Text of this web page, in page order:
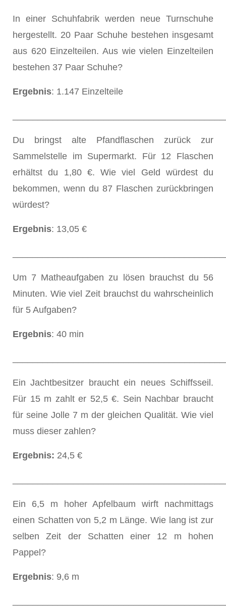
In einer Schuhfabrik werden neue Turnschuhe
hergestellt. 20 Paar Schuhe bestehen insgesamt
aus 620 Einzelteilen. Aus wie vielen Einzelteilen
bestehen 37 Paar Schuhe?
Ergebnis: 1.147 Einzelteile
Du bringst alte Pfandflaschen zurück zur
Sammelstelle im Supermarkt. Für 12 Flaschen
erhältst du 1,80 €. Wie viel Geld würdest du
bekommen, wenn du 87 Flaschen zurückbringen
würdest?
Ergebnis: 13,05 €
Um 7 Matheaufgaben zu lösen brauchst du 56
Minuten. Wie viel Zeit brauchst du wahrscheinlich
für 5 Aufgaben?
Ergebnis: 40 min
Ein Jachtbesitzer braucht ein neues Schiffsseil.
Für 15 m zahlt er 52,5 €. Sein Nachbar braucht
für seine Jolle 7 m der gleichen Qualität. Wie viel
muss dieser zahlen?
Ergebnis: 24,5 €
Ein 6,5 m hoher Apfelbaum wirft nachmittags
einen Schatten von 5,2 m Länge. Wie lang ist zur
selben Zeit der Schatten einer 12 m hohen
Pappel?
Ergebnis: 9,6 m